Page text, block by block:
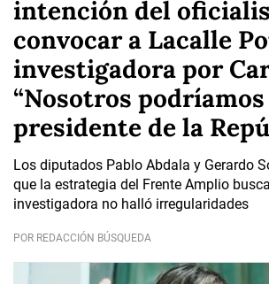
intención del
convocar a Lacalle
investigadora por
“Nosotros
presidente de la
Los diputados Pablo Abdala y Gerardo
que la estrategia del Frente Amplio
investigadora no halló irregularidades
POR REDACCIÓN BÚSQUEDA